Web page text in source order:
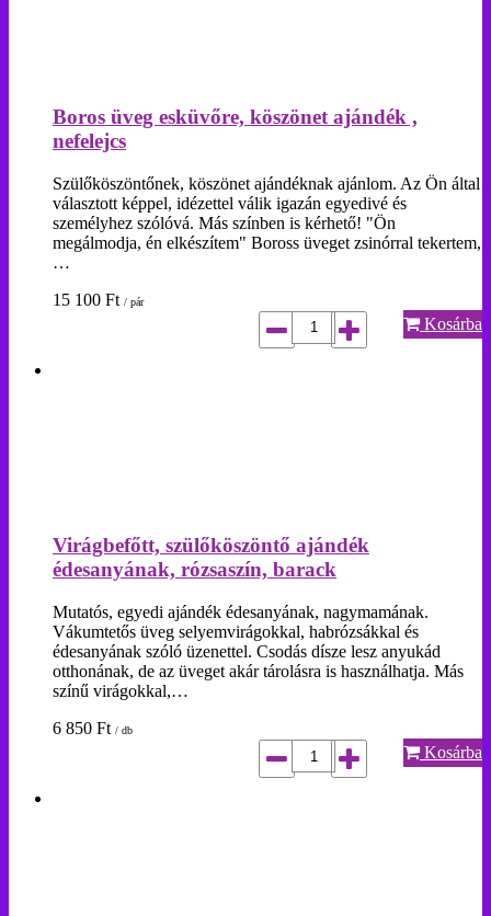
Boros üveg esküvőre, köszönet ajándék ,
nefelejcs
Szülőköszöntőnek, köszönet ajándéknak ajánlom. Az Ön által
választott képpel, idézettel válik igazán egyedivé és
személyhez szólóvá. Más színben is kérhető! "Ön
megálmodja, én elkészítem" Boross üveget zsinórral tekertem,
…
15 100 Ft / pár
Kosárba
Virágbefőtt, szülőköszöntő ajándék
édesanyának, rózsaszín, barack
Mutatós, egyedi ajándék édesanyának, nagymamának.
Vákumtetős üveg selyemvirágokkal, habrózsákkal és
édesanyának szóló üzenettel. Csodás dísze lesz anyukád
otthonának, de az üveget akár tárolásra is használhatja. Más
színű virágokkal,…
6 850 Ft / db
Kosárba